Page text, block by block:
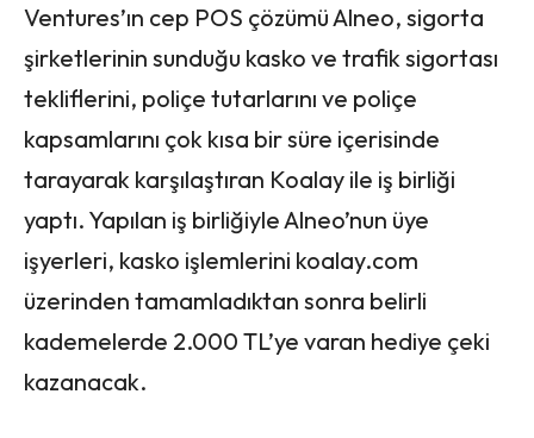
Ventures’ın cep POS çözümü Alneo, sigorta
şirketlerinin sunduğu kasko ve trafik sigortası
tekliflerini, poliçe tutarlarını ve poliçe
kapsamlarını çok kısa bir süre içerisinde
tarayarak karşılaştıran Koalay ile iş birliği
yaptı. Yapılan iş birliğiyle Alneo’nun üye
işyerleri, kasko işlemlerini koalay.com
üzerinden tamamladıktan sonra belirli
kademelerde 2.000 TL’ye varan hediye çeki
kazanacak.